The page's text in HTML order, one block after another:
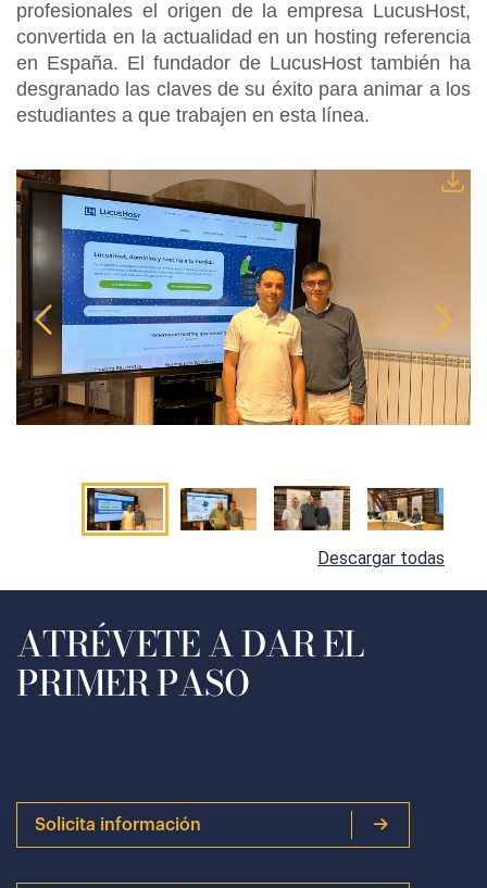
profesionales el origen de la empresa LucusHost,
convertida en la actualidad en un hosting referencia
en España. El fundador de LucusHost también ha
desgranado las claves de su éxito para animar a los
estudiantes a que trabajen en esta línea.
Descargar todas
ATRÉVETE A DAR EL
PRIMER PASO
Solicita información